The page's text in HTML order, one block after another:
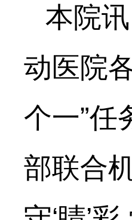
本院
动医院
个一”任
部联合